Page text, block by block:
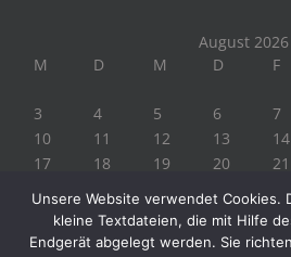
August 2026
M
D M D F
3
4 5 6 7
10
11 12 13 14
17
18 19 20 21
« Juli
Unsere Website verwendet Cookies.
kleine Textdateien, die mit Hilfe
Endgerät abgelegt werden. Sie